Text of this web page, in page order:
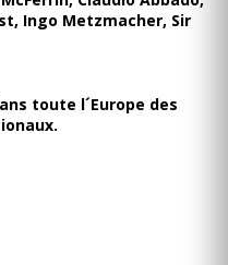
Ingo Metzmacher, Sir
toute l´Europe des